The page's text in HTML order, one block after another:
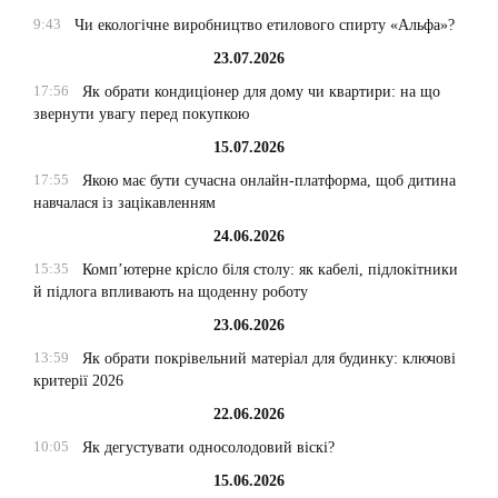
9:43
Чи екологічне виробництво етилового спирту «Альфа»?
23.07.2026
17:56
Як обрати кондиціонер для дому чи квартири: на що
звернути увагу перед покупкою
15.07.2026
17:55
Якою має бути сучасна онлайн-платформа, щоб дитина
навчалася із зацікавленням
24.06.2026
15:35
Комп’ютерне крісло біля столу: як кабелі, підлокітники
й підлога впливають на щоденну роботу
23.06.2026
13:59
Як обрати покрівельний матеріал для будинку: ключові
критерії 2026
22.06.2026
10:05
Як дегустувати односолодовий віскі?
15.06.2026